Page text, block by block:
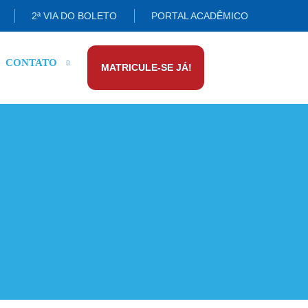
2ª VIA DO BOLETO PORTAL ACADÊMICO
CONTATO MATRICULE-SE JÁ!